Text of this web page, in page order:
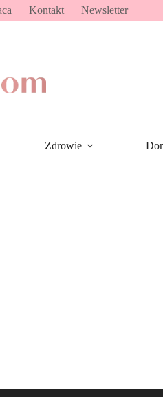
Kontakt Newsletter
Zdrowie